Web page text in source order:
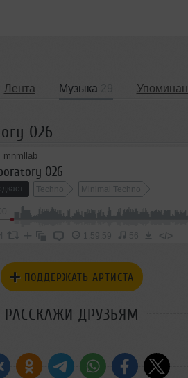
Лента Музыка
026
mnmllab
026
Techno Minimal Techno
1:59:59 56 </>
ПОДДЕРЖАТЬ АРТИСТА
РАССКАЖИ ДРУЗЬЯМ